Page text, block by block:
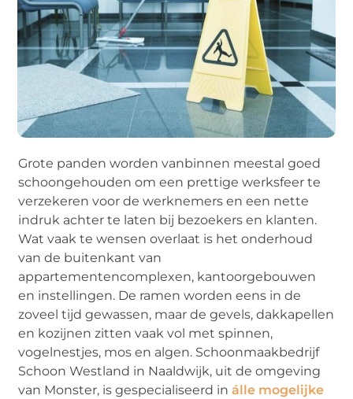
Grote panden worden vanbinnen meestal goed
schoongehouden om een prettige werksfeer te
verzekeren voor de werknemers en een nette
indruk achter te laten bij bezoekers en klanten.
Wat vaak te wensen overlaat is het onderhoud
van de buitenkant van
appartementencomplexen, kantoorgebouwen
en instellingen. De ramen worden eens in de
zoveel tijd gewassen, maar de gevels, dakkapellen
en kozijnen zitten vaak vol met spinnen,
vogelnestjes, mos en algen. Schoonmaakbedrijf
Schoon Westland in Naaldwijk, uit de omgeving
van Monster, is gespecialiseerd inálle mogelijke